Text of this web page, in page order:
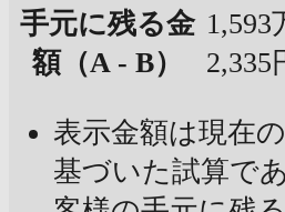
手元に残る金
額（A - B）
1,593
2,335
表示金額は現在
基づいた試算で